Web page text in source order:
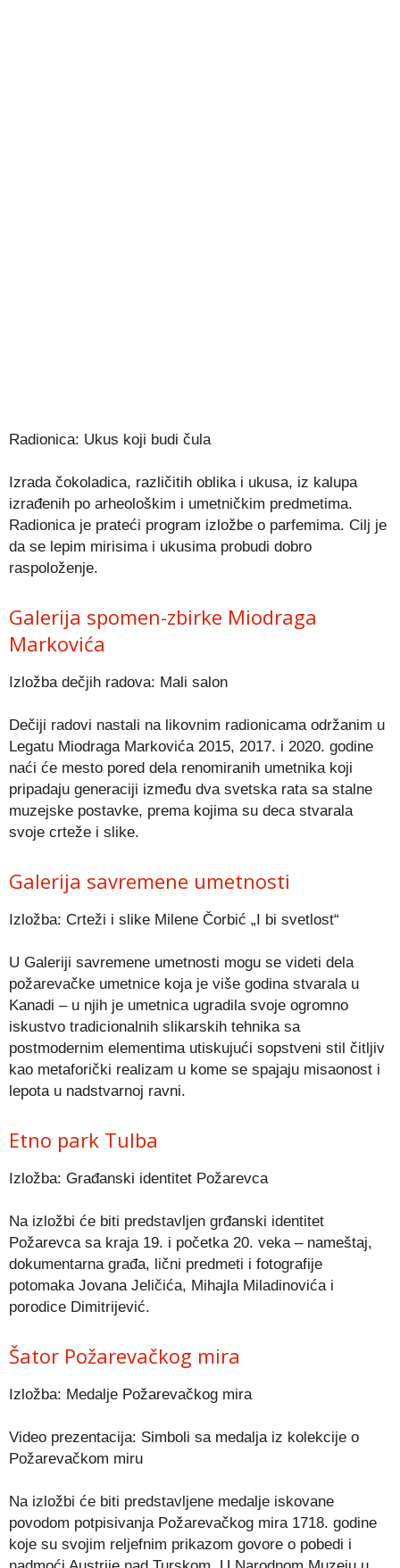
Radionica: Ukus koji budi čula
Izrada čokoladica, različitih oblika i ukusa, iz kalupa
izrađenih po arheološkim i umetničkim predmetima.
Radionica je prateći program izložbe o parfemima. Cilj je
da se lepim mirisima i ukusima probudi dobro
raspoloženje.
Galerija spomen-zbirke Miodraga
Markovića
Izložba dečjih radova: Mali salon
Dečiji radovi nastali na likovnim radionicama održanim u
Legatu Miodraga Markovića 2015, 2017. i 2020. godine
naći će mesto pored dela renomiranih umetnika koji
pripadaju generaciji između dva svetska rata sa stalne
muzejske postavke, prema kojima su deca stvarala
svoje crteže i slike.
Galerija savremene umetnosti
Izložba: Crteži i slike Milene Čorbić „I bi svetlost“
U Galeriji savremene umetnosti mogu se videti dela
požarevačke umetnice koja je više godina stvarala u
Kanadi – u njih je umetnica ugradila svoje ogromno
iskustvo tradicionalnih slikarskih tehnika sa
postmodernim elementima utiskujući sopstveni stil čitljiv
kao metaforički realizam u kome se spajaju misaonost i
lepota u nadstvarnoj ravni.
Etno park Tulba
Izložba: Građanski identitet Požarevca
Na izložbi će biti predstavljen grđanski identitet
Požarevca sa kraja 19. i početka 20. veka – nameštaj,
dokumentarna građa, lični predmeti i fotografije
potomaka Jovana Jeličića, Mihajla Miladinovića i
porodice Dimitrijević.
Šator Požarevačkog mira
Izložba: Medalje Požarevačkog mira
Video prezentacija: Simboli sa medalja iz kolekcije o
Požarevačkom miru
Na izložbi će biti predstavljene medalje iskovane
povodom potpisivanja Požarevačkog mira 1718. godine
koje su svojim reljefnim prikazom govore o pobedi i